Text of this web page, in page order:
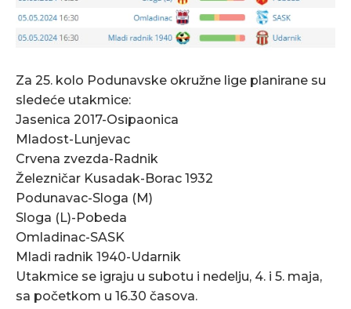
Za 25. kolo Podunavske okružne lige planirane su
sledeće utakmice:
Jasenica 2017-Osipaonica
Mladost-Lunjevac
Crvena zvezda-Radnik
Železničar Kusadak-Borac 1932
Podunavac-Sloga (M)
Sloga (L)-Pobeda
Omladinac-SASK
Mladi radnik 1940-Udarnik
Utakmice se igraju u subotu i nedelju, 4. i 5. maja,
sa početkom u 16.30 časova.